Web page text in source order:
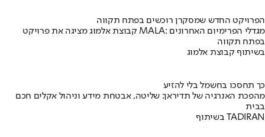
הפרויקט החדש שמסקרן רוכשים בפתח תקווה
קבוצת אלמוג מציגה את פרויקט MALA: מגדלי הפרימיום האחרונים
בפתח תקווה
בשיתוף קבוצת אלמוג
כך תחסכו בחשמל בלי להזיע
מהפכת האנרגיה של תדיראן: שליטה, אבטחת מידע וניהול אקלים חכם
בבית
בשיתוף TADIRAN